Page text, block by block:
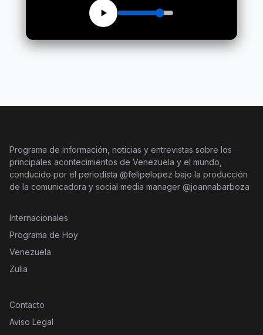
Programa de información, noticias y entrevistas sobre los
principales acontecimientos de Venezuela y el mundo,
conducido por el periodista @felipelopez bajo la producción
de la comunicadora y social media manager @joannabarboza
Internacionales
Programa de Hoy
Venezuela
Zulia
Contacto
Aviso Legal